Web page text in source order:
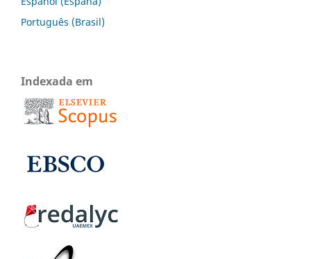
Português (Brasil)
Indexada em